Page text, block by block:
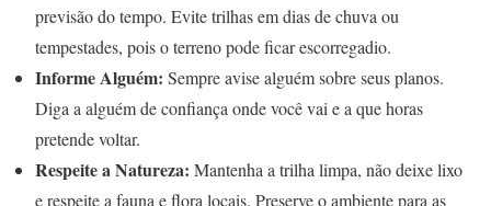
previsão do tempo. Evite trilhas em dias de chuva ou
tempestades, pois o terreno pode ficar escorregadio.
Informe Alguém: Sempre avise alguém sobre seus planos.
Diga a alguém de confiança onde você vai e a que horas
pretende voltar.
Respeite a Natureza: Mantenha a trilha limpa, não deixe lixo
e respeite a fauna e flora locais. Preserve o ambiente para as